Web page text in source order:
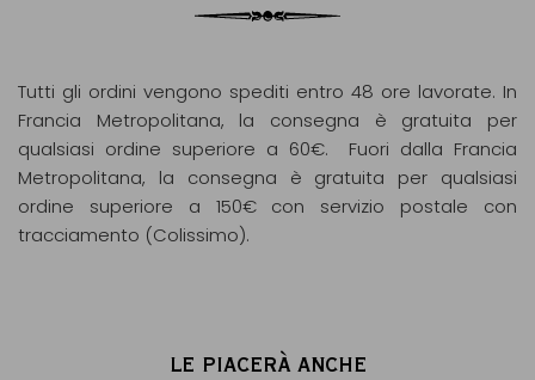
Tutti gli ordini vengono spediti entro 48 ore lavorate. In
Francia Metropolitana, la consegna è gratuita per
qualsiasi ordine superiore a 60€. Fuori dalla Francia
Metropolitana, la consegna è gratuita per qualsiasi
ordine superiore a 150€ con servizio postale con
tracciamento (Colissimo).
LE PIACERÀ ANCHE